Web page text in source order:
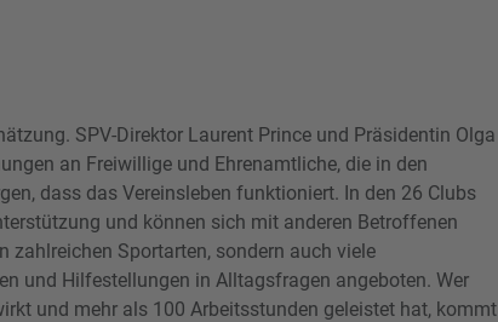
SPV-Direktor Laurent Prince und Präsidentin Olga
an Freiwillige und Ehrenamtliche, die in den
dass das Vereinsleben funktioniert. In den 26 Clubs
und können sich mit anderen Betroffenen
zahlreichen Sportarten, sondern auch viele
und Hilfestellungen in Alltagsfragen angeboten. Wer
und mehr als 100 Arbeitsstunden geleistet hat, kommt